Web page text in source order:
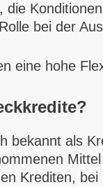
die
bei der
eine hohe
bekannt als
Krediten,